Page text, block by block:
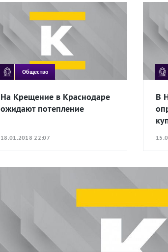
Общество
На Крещение в Краснодаре
ожидают потепление
18.01.2018 22:07
В